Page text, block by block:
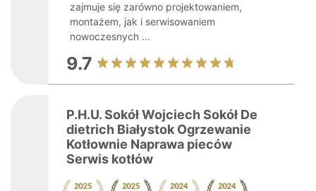
zajmuje się zarówno projektowaniem,
montażem, jak i serwisowaniem
nowoczesnych ...
9.7
P.H.U. Sokół Wojciech Sokół De
dietrich Białystok Ogrzewanie
Kotłownie Naprawa pieców
Serwis kotłów